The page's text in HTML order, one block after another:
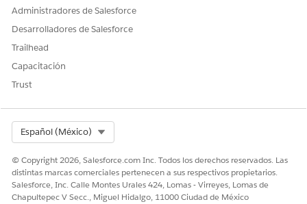
Administradores de Salesforce
Desarrolladores de Salesforce
Trailhead
Capacitación
Trust
Español (México)
© Copyright 2026, Salesforce.com Inc. Todos los derechos reservados. Las
distintas marcas comerciales pertenecen a sus respectivos propietarios.
Salesforce, Inc. Calle Montes Urales 424, Lomas - Virreyes, Lomas de
Chapultepec V Secc., Miguel Hidalgo, 11000 Ciudad de México